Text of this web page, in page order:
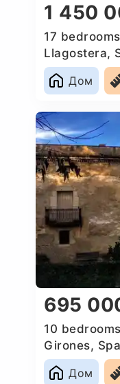
1 450
17
Llagostera,
Дом
695
10
Girones,
Дом